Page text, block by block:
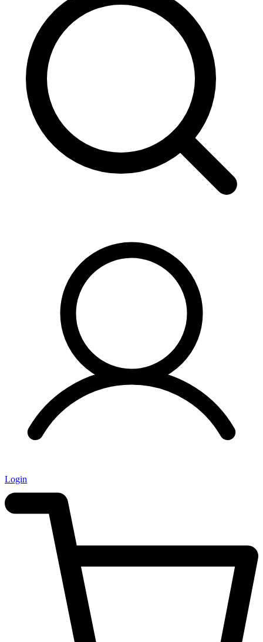
Login